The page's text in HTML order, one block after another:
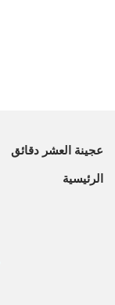
عجينة العشر دقائق
الرئيسية